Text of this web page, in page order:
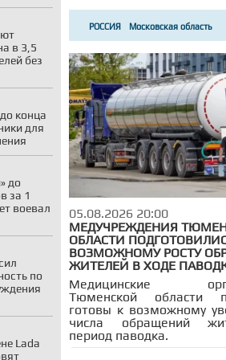
в 3,5
без
конца
для
до
за 1
воевал
по
Lada
Администрация
Ивановская
Заксобрание
Губернатор Андрей
Санкции и
Россия и Китай
Орехово-Зуевский
Обострение вокруг
Обострение в
Шутинги в США
Малый бизнес
Конфликт Киргизии
Городской округ
Дума Сургутского
Россия и Белоруссия
Образование в
Городской округ
Городской округ
РОССИЯ Московская область
05.08.2026 20:00
МЕДУЧРЕЖДЕНИЯ
ОБЛАСТИ
ВОЗМОЖНОМУ РОСТУ
ЖИТЕЛЕЙ В ХОДЕ
Медицинские
Тюменской области
готовы к возможному
числа обращений
период паводка.